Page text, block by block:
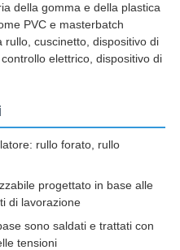
della gomma e della plastica
PVC e masterbatch
cuscinetto, dispositivo di
elettrico, dispositivo di
rullo forato, rullo
progettato in base alle
di lavorazione
sono saldati e trattati con
tensioni